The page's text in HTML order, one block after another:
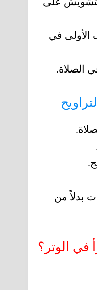
الأولى في
الصلاة.
بدلاً من
في الوتر؟